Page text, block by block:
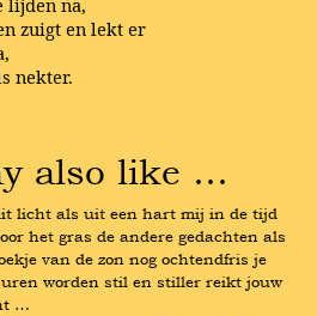
lijden na,
zuigt en lekt er
nekter.
also like …
licht als uit een hart mij in de tijd
het gras de andere gedachten als
van de zon nog ochtendfris je
worden stil en stiller reikt jouw
…